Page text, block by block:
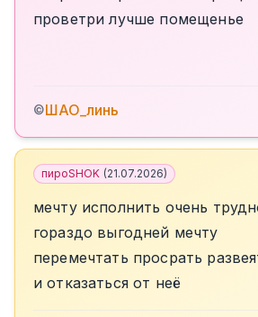
проветри лучше помещенье
©ШАО_линь
пироSHOK (21.07.2026)
мечту исполнить очень
гораздо выгодней мечту
перемечтать просрать
и отказаться от неё